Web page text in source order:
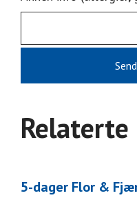
5-dager Flor &